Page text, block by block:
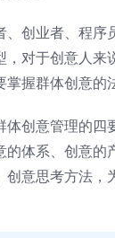
、创业者、程序
，对于创意人来
握群体创意的
创意管理的四
的体系、创意的
创意思考方法，